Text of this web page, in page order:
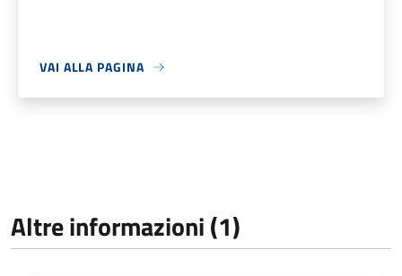
VAI ALLA PAGINA
Altre informazioni (1)